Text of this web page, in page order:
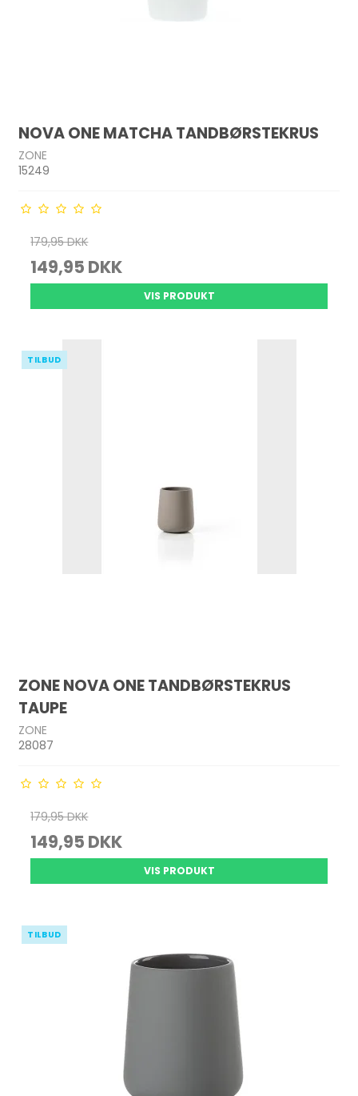
NOVA ONE MATCHA TANDBØRSTEKRUS
ZONE
15249
179,95 DKK
149,95 DKK
VIS PRODUKT
TILBUD
ZONE NOVA ONE TANDBØRSTEKRUS
TAUPE
ZONE
28087
179,95 DKK
149,95 DKK
VIS PRODUKT
TILBUD